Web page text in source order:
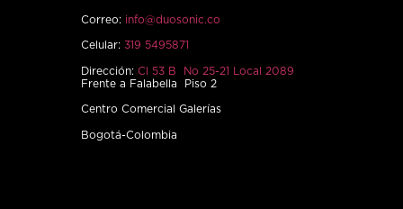
Correo: info@duosonic.co
Celular: 319 5495871
Dirección: Cl 53 B No 25-21 Local 2089
Frente a Falabella Piso 2
Centro Comercial Galerías
Bogotá-Colombia